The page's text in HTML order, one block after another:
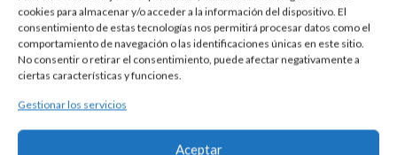
cookies para almacenar y/o acceder a la información del dispositivo. El
consentimiento de estas tecnologías nos permitirá procesar datos como el
comportamiento de navegación o las identificaciones únicas en este sitio.
No consentir o retirar el consentimiento, puede afectar negativamente a
ciertas características y funciones.
Gestionar los servicios
Aceptar
DESCRIPCIÓN
Conjunto de cadena larga de calabrote, cruz de chapa lisa y
escapulario de plata 925.
cm.